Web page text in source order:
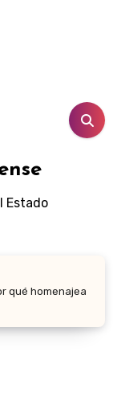
Estado
qué homenajea